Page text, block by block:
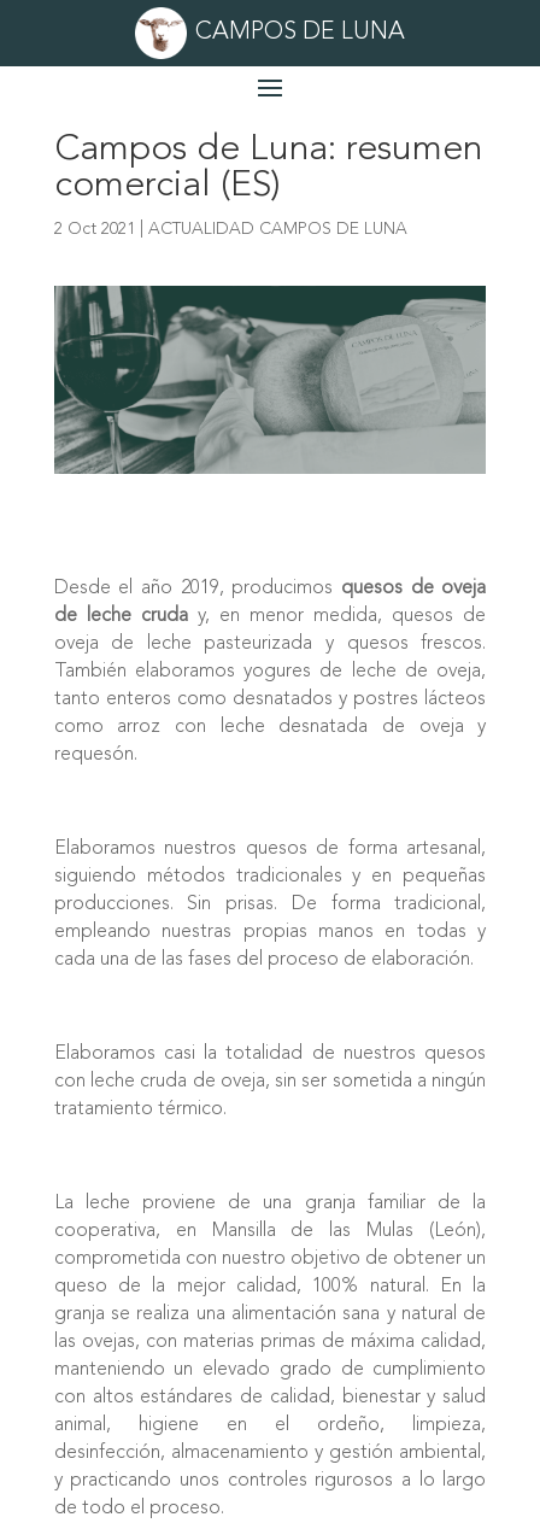
CAMPOS DE LUNA
Campos de Luna: resumen
comercial (ES)
2 Oct 2021 ACTUALIDAD CAMPOS DE LUNA
Desde el año 2019, producimos quesos de oveja
de leche cruday, en menor medida, quesos de
oveja de leche pasteurizada y quesos frescos.
También elaboramos yogures de leche de oveja,
tanto enteros como desnatados y postres lácteos
como arroz con leche desnatada de oveja y
requesón.
Elaboramos nuestros quesos de forma artesanal,
siguiendo métodos tradicionales y en pequeñas
producciones. Sin prisas. De forma tradicional,
empleando nuestras propias manos en todas y
cada una de las fases del proceso de elaboración.
Elaboramos casi la totalidad de nuestros quesos
con leche cruda de oveja, sin ser sometida a ningún
tratamiento térmico.
La leche proviene de una granja familiar de la
cooperativa, en Mansilla de las Mulas (León),
comprometida con nuestro objetivo de obtener un
queso de la mejor calidad, 100% natural. En la
granja se realiza una alimentación sana y natural de
las ovejas, con materias primas de máxima calidad,
manteniendo un elevado grado de cumplimiento
con altos estándares de calidad, bienestar y salud
animal, higiene en el ordeño, limpieza,
desinfección, almacenamiento y gestión ambiental,
y practicando unos controles rigurosos a lo largo
de todo el proceso.